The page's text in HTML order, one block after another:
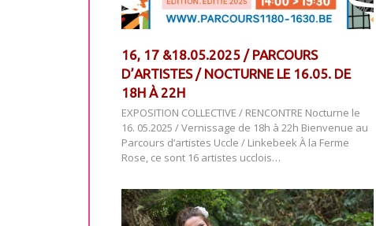
16, 17 &18.05.2025 / PARCOURS
D’ARTISTES / NOCTURNE LE 16.05. DE
18H À 22H
EXPOSITION COLLECTIVE / RENCONTRE Nocturne le
16. 05.2025 / Vernissage de 18h à 22h Bienvenue au
Parcours d’artistes Uccle / Linkebeek À la Ferme
Rose, ce sont 16 artistes ucclois…